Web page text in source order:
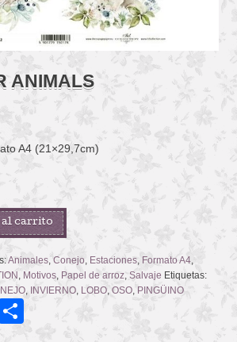
ANIMALS
A4 (21×29,7cm)
carrito
Animales, Conejo Estaciones, Formato A4,
Motivos, Papel de arroz, Salvaje Etiquetas:
, INVIERNO, LOBO, OSO, PINGÜINO
Compartir